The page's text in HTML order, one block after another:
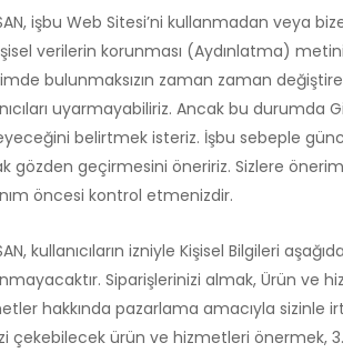
işbu Web Sitesi’ni kullanmadan veya
verilerin korunması (Aydınlatma)
bulunmaksızın zaman zaman
uyarmayabiliriz. Ancak bu durumda
belirtmek isteriz. İşbu sebeple
gözden geçirmesini öneririz. Sizlere
öncesi kontrol etmenizdir.
kullanıcıların izniyle Kişisel Bilgileri
Siparişlerinizi almak, Ürün ve
hakkında pazarlama amacıyla sizinle
çekebilecek ürün ve hizmetleri önermek,